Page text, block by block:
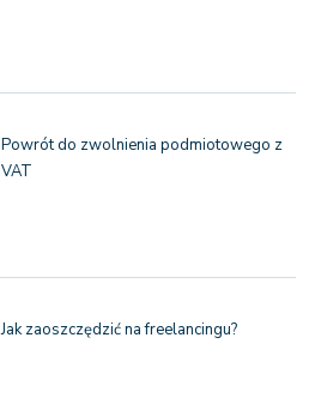
Powrót do zwolnienia podmiotowego z
VAT
Jak zaoszczędzić na freelancingu?